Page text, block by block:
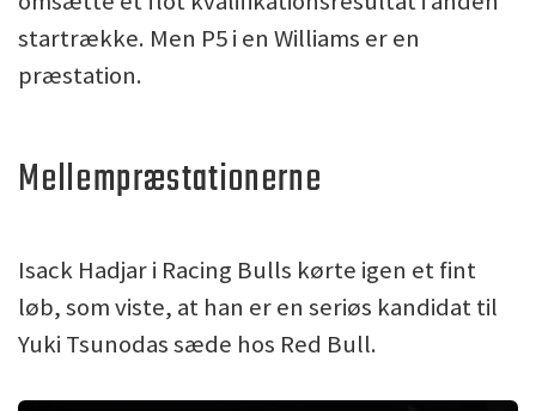
startrække. Men P5 i en Williams er en
præstation.
Mellempræstationerne
Isack Hadjar i Racing Bulls kørte igen et fint
løb, som viste, at han er en seriøs kandidat til
Yuki Tsunodas sæde hos Red Bull.